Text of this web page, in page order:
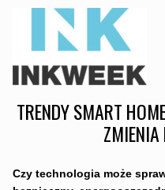
Skip
content
TRENDY SMART
ZMIENIA
Czy technologia może